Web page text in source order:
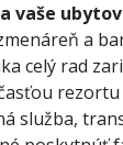
vaše
a
celý rad
služba,